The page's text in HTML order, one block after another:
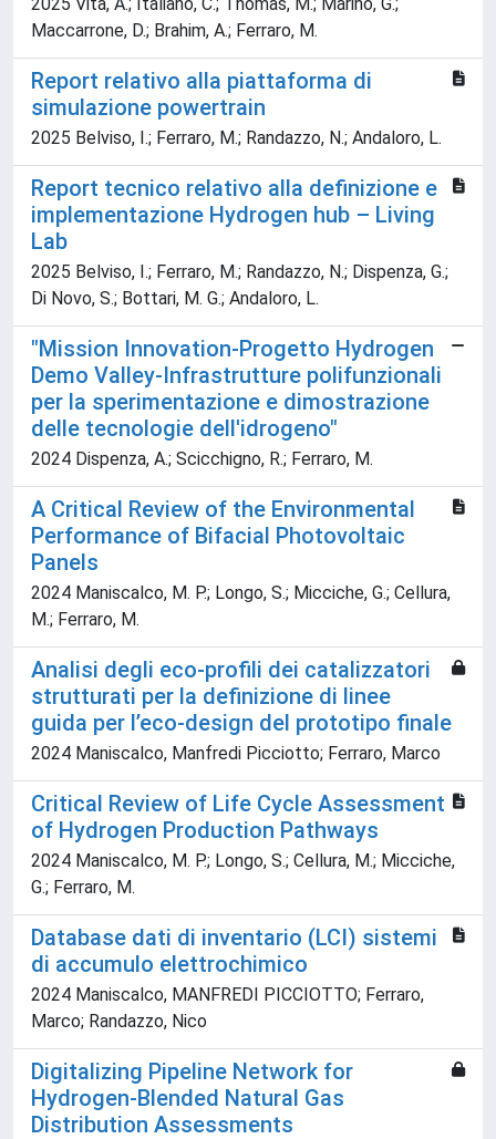
2025 Vita, A.; Italiano, C.; Thomas, M.; Marino, G.;
Maccarrone, D.; Brahim, A.; Ferraro, M.
Report relativo alla piattaforma di
simulazione powertrain
2025 Belviso, I.; Ferraro, M.; Randazzo, N.; Andaloro, L.
Report tecnico relativo alla definizione e
implementazione Hydrogen hub – Living
Lab
2025 Belviso, I.; Ferraro, M.; Randazzo, N.; Dispenza, G.;
Di Novo, S.; Bottari, M. G.; Andaloro, L.
"Mission Innovation-Progetto Hydrogen
Demo Valley-Infrastrutture polifunzionali
per la sperimentazione e dimostrazione
delle tecnologie dell'idrogeno"
2024 Dispenza, A.; Scicchigno, R.; Ferraro, M.
A Critical Review of the Environmental
Performance of Bifacial Photovoltaic
Panels
2024 Maniscalco, M. P.; Longo, S.; Micciche, G.; Cellura,
M.; Ferraro, M.
Analisi degli eco-profili dei catalizzatori
strutturati per la definizione di linee
guida per l’eco-design del prototipo finale
2024 Maniscalco, Manfredi Picciotto; Ferraro, Marco
Critical Review of Life Cycle Assessment
of Hydrogen Production Pathways
2024 Maniscalco, M. P.; Longo, S.; Cellura, M.; Micciche,
G.; Ferraro, M.
Database dati di inventario (LCI) sistemi
di accumulo elettrochimico
2024 Maniscalco, MANFREDI PICCIOTTO; Ferraro,
Marco; Randazzo, Nico
Digitalizing Pipeline Network for
Hydrogen-Blended Natural Gas
Distribution Assessments